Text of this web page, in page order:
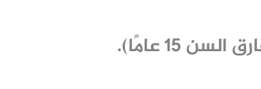
15 عامًا).